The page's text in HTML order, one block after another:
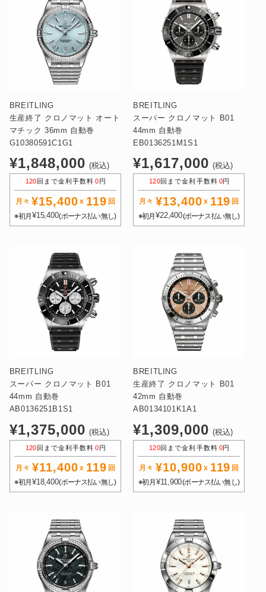
BREITLING
生産終了 クロノマット オート
マチック 36mm 自動巻
G10380591C1G1
通
常
価
格
¥1,848,000 (税込)
120 回まで金利手数料 0 円
月々 ¥15,400 x 119 回
※初月¥15,400(ボーナス払い無し)
BREITLING
スーパー クロノマット B01
44mm 自動巻
EB0136251M1S1
通
常
価
格
¥1,617,000 (税込)
120回まで金利手数料 0円
月々 ¥13,400 x 119 回
※初月¥22,400(ボーナス払い無し)
BREITLING
スーパー クロノマット B01
44mm 自動巻
AB0136251B1S1
通
常
価
格
¥1,375,000 (税込)
120回まで金利手数料 0円
月々 ¥11,400 x 119 回
※初月 ¥18,400(ボーナス払い無し)
BREITLING
生産終了 クロノマット B01
42mm 自動巻
AB0134101K1A1
通
常
価
格
¥1,309,000 (税込)
120回まで金利手数料 0円
月々 ¥10,900 x 119 回
※初月 ¥11,900(ボーナス払い無し)